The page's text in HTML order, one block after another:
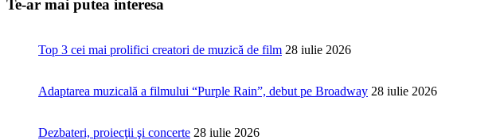
Te-ar mai putea interesa
Top 3 cei mai prolifici creatori de muzică de film 28 iulie 2026
Adaptarea muzicală a filmului “Purple Rain”, debut pe Broadway 28 iulie 2026
Dezbateri, proiecţii şi concerte 28 iulie 2026